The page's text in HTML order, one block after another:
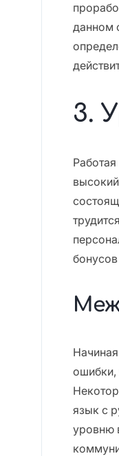
данном
3.
бонусов
ошибки,
язык с
уровню